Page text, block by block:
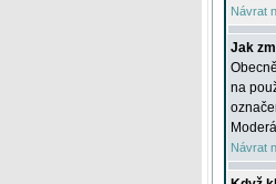
Návrat
Jak
na
Návrat